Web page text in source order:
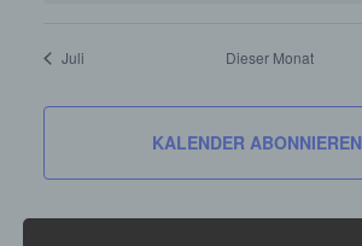
Juli Dieser Monat
KALENDER ABONNIEREN